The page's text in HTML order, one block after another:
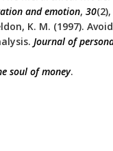
and emotion, 30
K. M. (1997).
Journal of
soul of money.